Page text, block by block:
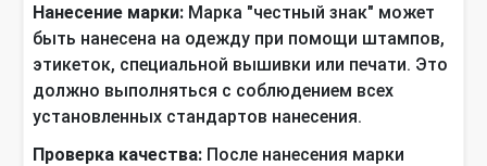
Нанесение марки:Марка "честный знак" может
быть нанесена на одежду при помощи штампов,
этикеток, специальной вышивки или печати. Это
должно выполняться с соблюдением всех
установленных стандартов нанесения.
Проверка качества:После нанесения марки